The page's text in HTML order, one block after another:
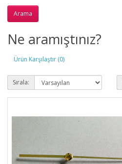
Ne aramıştınız?
Ürün Karşılaştır (0)
Sırala: